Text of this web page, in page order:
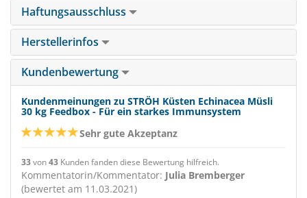
Haftungsausschluss
Herstellerinfos
Kundenbewertung
Kundenmeinungen zu STRÖH Küsten Echinacea Müsli
30 kg Feedbox - Für ein starkes Immunsystem
Sehr gute Akzeptanz
33von43 Kunden fanden diese Bewertung hilfreich.
Kommentatorin/Kommentator: Julia Bremberger
(bewertet am 11.03.2021)